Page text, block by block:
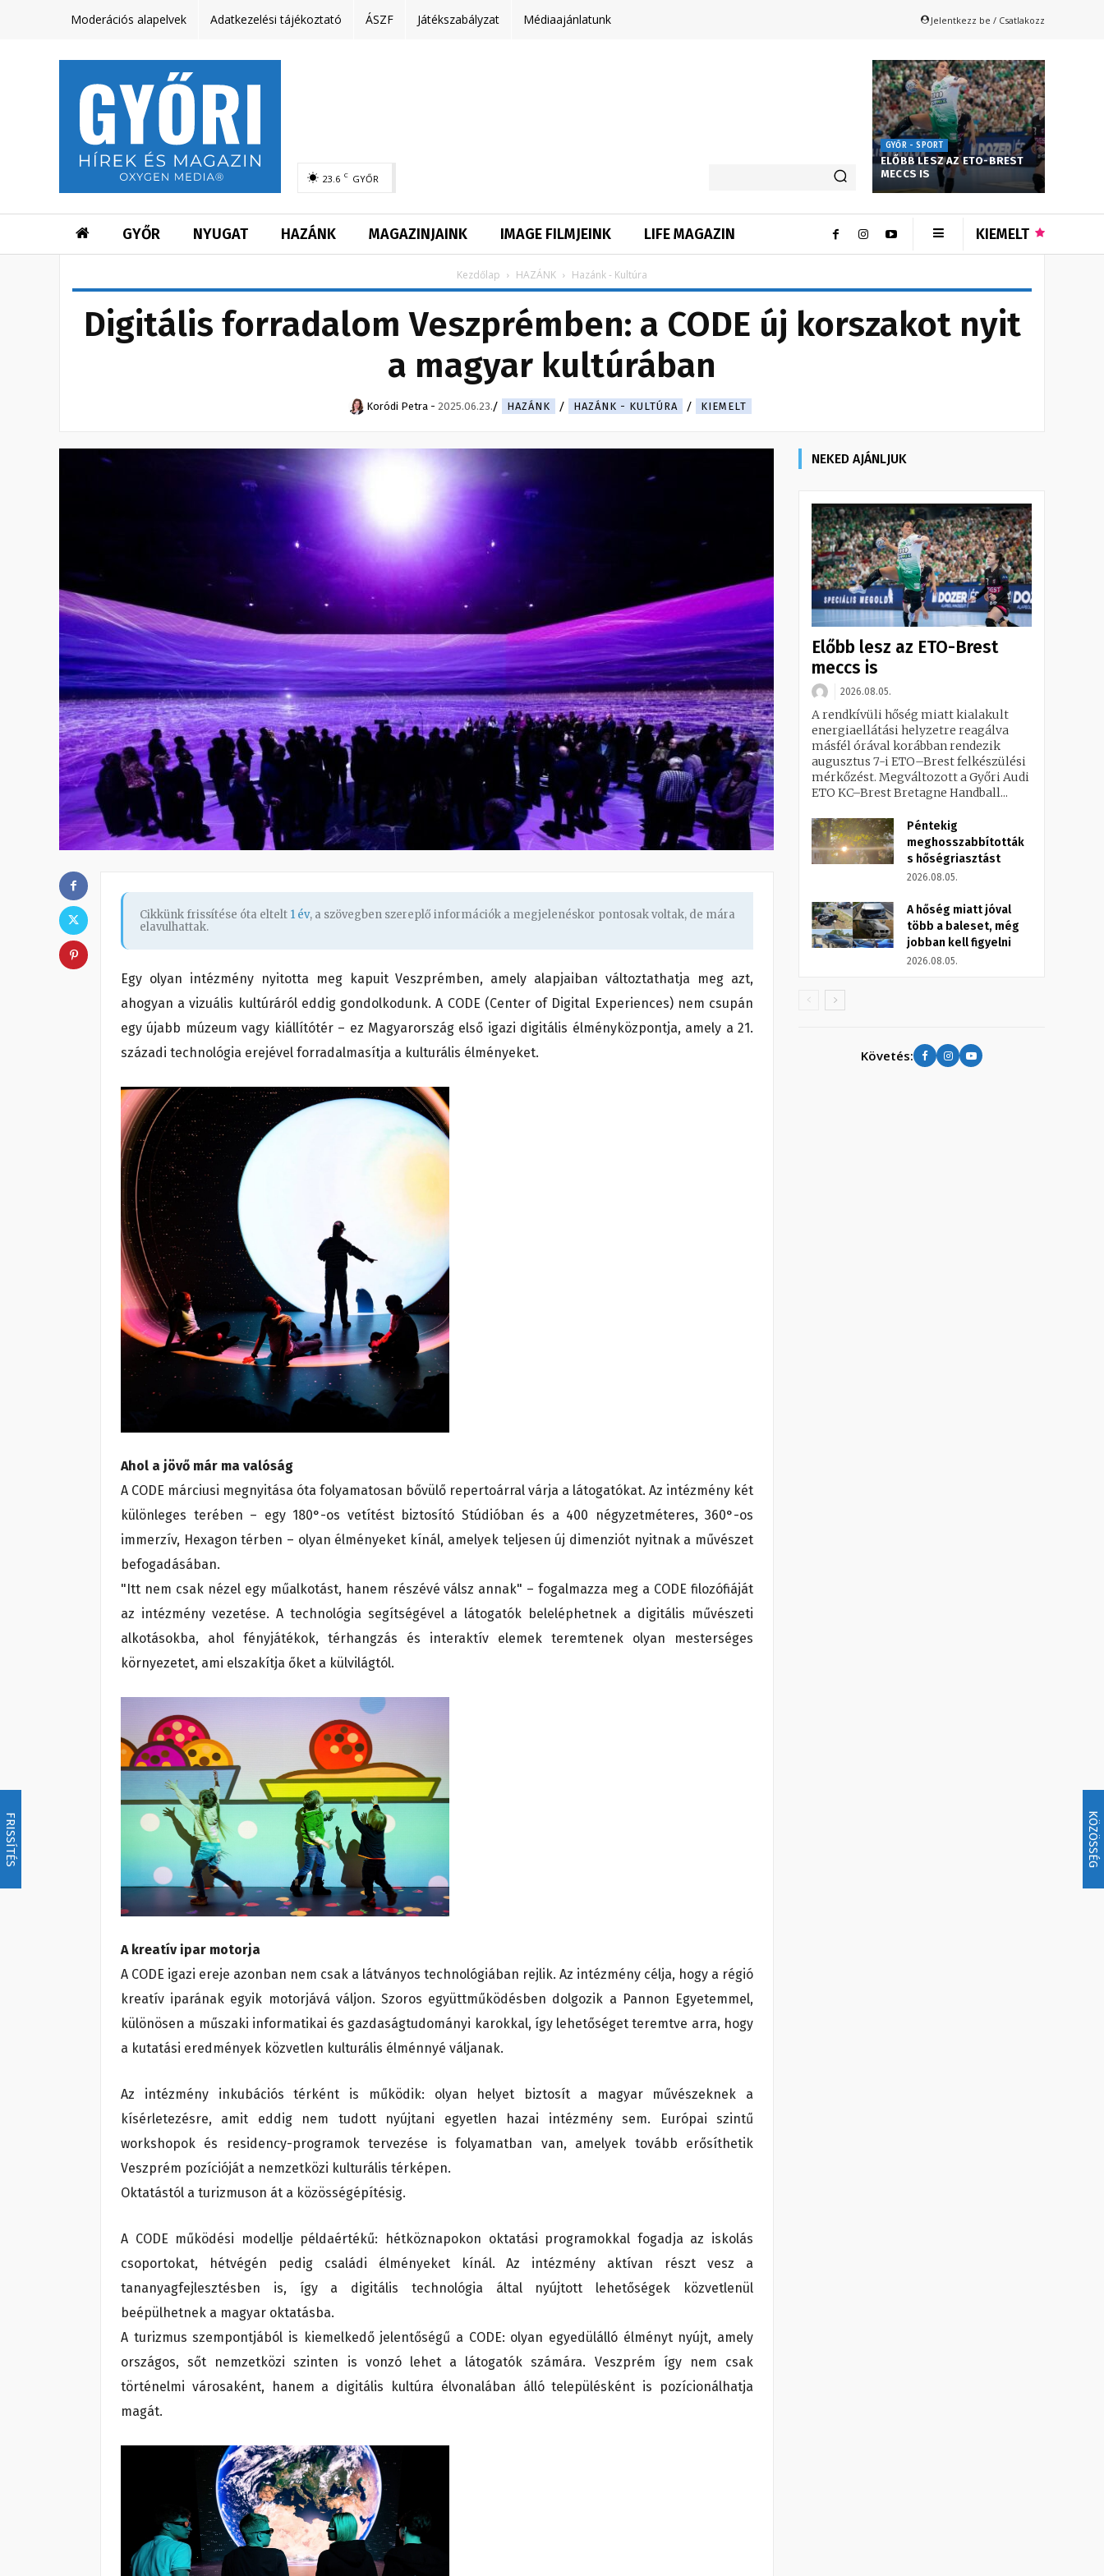
FRISSÍTÉS KÖZÖSSÉG
Moderációs alapelvek Adatkezelési tájékoztató ÁSZF Játékszabályzat Médiaajánlatunk Jelentkezz be / Csatlakozz
23.6 C GYŐR
GYŐR - SPORT
ELŐBB LESZ AZ ETO-BREST
MECCS IS
GYŐR NYUGAT HAZÁNK MAGAZINJAINK IMAGE FILMJEINK LIFE MAGAZIN KIEMELT
Kezdőlap HAZÁNK Hazánk - Kultúra
Digitális forradalom Veszprémben: a CODE új korszakot nyit
a magyar kultúrában
Koródi Petra - 2025.06.23. HAZÁNK HAZÁNK - KULTÚRA KIEMELT
Cikkünk frissítése óta eltelt 1 év, a szövegben szereplő információk a megjelenéskor pontosak voltak, de mára
elavulhattak.
Egy olyan intézmény nyitotta meg kapuit Veszprémben, amely alapjaiban változtathatja meg azt,
ahogyan a vizuális kultúráról eddig gondolkodunk. A CODE (Center of Digital Experiences) nem csupán
egy újabb múzeum vagy kiállítótér – ez Magyarország első igazi digitális élményközpontja, amely a 21.
századi technológia erejével forradalmasítja a kulturális élményeket.
Ahol a jövő már ma valóság
A CODE márciusi megnyitása óta folyamatosan bővülő repertoárral várja a látogatókat. Az intézmény két
különleges terében – egy 180°-os vetítést biztosító Stúdióban és a 400 négyzetméteres, 360°-os
immerzív, Hexagon térben – olyan élményeket kínál, amelyek teljesen új dimenziót nyitnak a művészet
befogadásában.
"Itt nem csak nézel egy műalkotást, hanem részévé válsz annak" – fogalmazza meg a CODE filozófiáját
az intézmény vezetése. A technológia segítségével a látogatók beleléphetnek a digitális művészeti
alkotásokba, ahol fényjátékok, térhangzás és interaktív elemek teremtenek olyan mesterséges
környezetet, ami elszakítja őket a külvilágtól.
A kreatív ipar motorja
A CODE igazi ereje azonban nem csak a látványos technológiában rejlik. Az intézmény célja, hogy a régió
kreatív iparának egyik motorjává váljon. Szoros együttműködésben dolgozik a Pannon Egyetemmel,
különösen a műszaki informatikai és gazdaságtudományi karokkal, így lehetőséget teremtve arra, hogy
a kutatási eredmények közvetlen kulturális élménnyé váljanak.
Az intézmény inkubációs térként is működik: olyan helyet biztosít a magyar művészeknek a
kísérletezésre, amit eddig nem tudott nyújtani egyetlen hazai intézmény sem. Európai szintű
workshopok és residency-programok tervezése is folyamatban van, amelyek tovább erősíthetik
Veszprém pozícióját a nemzetközi kulturális térképen.
Oktatástól a turizmuson át a közösségépítésig.
A CODE működési modellje példaértékű: hétköznapokon oktatási programokkal fogadja az iskolás
csoportokat, hétvégén pedig családi élményeket kínál. Az intézmény aktívan részt vesz a
tananyagfejlesztésben is, így a digitális technológia által nyújtott lehetőségek közvetlenül
beépülhetnek a magyar oktatásba.
A turizmus szempontjából is kiemelkedő jelentőségű a CODE: olyan egyedülálló élményt nyújt, amely
országos, sőt nemzetközi szinten is vonzó lehet a látogatók számára. Veszprém így nem csak
történelmi városaként, hanem a digitális kultúra élvonalában álló településként is pozícionálhatja
magát.
NEKED AJÁNLJUK
Előbb lesz az ETO-Brest
meccs is
2026.08.05.
A rendkívüli hőség miatt kialakult
energiaellátási helyzetre reagálva
másfél órával korábban rendezik
augusztus 7-i ETO–Brest felkészülési
mérkőzést. Megváltozott a Győri Audi
ETO KC–Brest Bretagne Handball...
Péntekig
meghosszabbították
s hőségriasztást
2026.08.05.
A hőség miatt jóval
több a baleset, még
jobban kell figyelni
2026.08.05.
Követés: